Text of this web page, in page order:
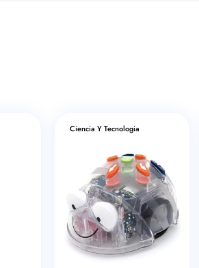
Ciencia Y Tecnologia